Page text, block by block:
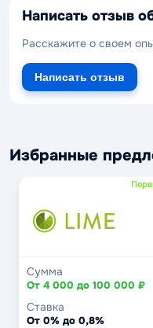
Написать отзыв
Расскажите о своем
Написать отзыв
Избранные
Сумма
От 4 000 до 100 000 ₽
Ставка
От 0% до 0,8%